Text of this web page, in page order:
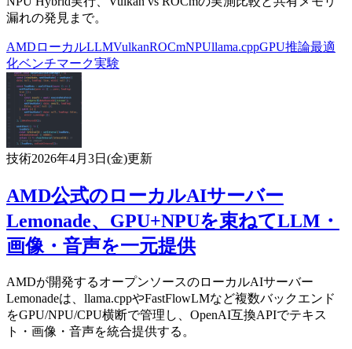
漏れの発見まで。
AMD ローカルLLMVulkanROCmNPUllama.cppGPU推論最適
化ベンチマーク実験
技術2026年4月3日(金)更新
AMD公式のローカルAIサーバー
Lemonade、GPU+NPUを束ねてLLM・
画像・音声を一元提供
AMDが開発するオープンソースのローカルAIサーバー
Lemonadeは、llama.cppやFastFlowLMなど複数バックエンド
をGPU/NPU/CPU横断で管理し、OpenAI互換APIでテキス
ト・画像・音声を統合提供する。